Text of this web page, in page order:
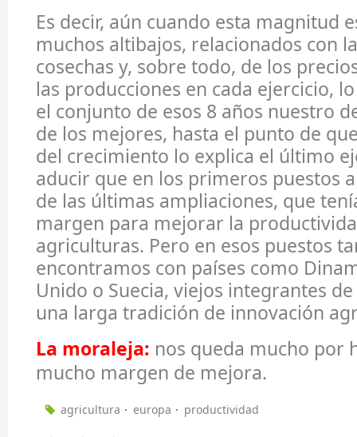
Es decir, aún cuando esta magnitud
muchos altibajos, relacionados con
cosechas y, sobre todo, de los
las producciones en cada ejercicio,
el conjunto de esos 8 años nuestro
de los mejores, hasta el punto de
del crecimiento lo explica el último
aducir que en los primeros puestos
de las últimas ampliaciones, que
margen para mejorar la
agriculturas. Pero en esos puestos
encontramos con países como
Unido o Suecia, viejos integrantes
una larga tradición de innovación
La moraleja: nos queda mucho por
mucho margen de mejora.
agricultura europa productividad